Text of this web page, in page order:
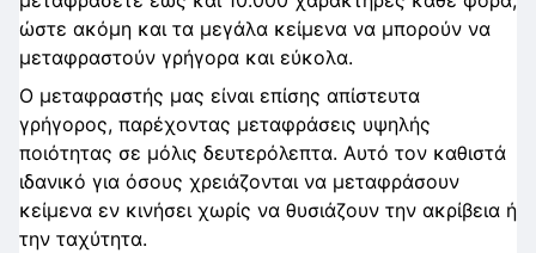
ώστε ακόμη και τα μεγάλα κείμενα να μπορούν να
μεταφραστούν γρήγορα και εύκολα.
Ο μεταφραστής μας είναι επίσης απίστευτα
γρήγορος, παρέχοντας μεταφράσεις υψηλής
ποιότητας σε μόλις δευτερόλεπτα. Αυτό τον καθιστά
ιδανικό για όσους χρειάζονται να μεταφράσουν
κείμενα εν κινήσει χωρίς να θυσιάζουν την ακρίβεια ή
την ταχύτητα.